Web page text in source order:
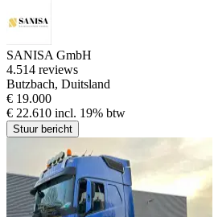
SANISA GmbH
4.514 reviews
Butzbach, Duitsland
€ 19.000
€ 22.610 incl. 19% btw
Stuur bericht